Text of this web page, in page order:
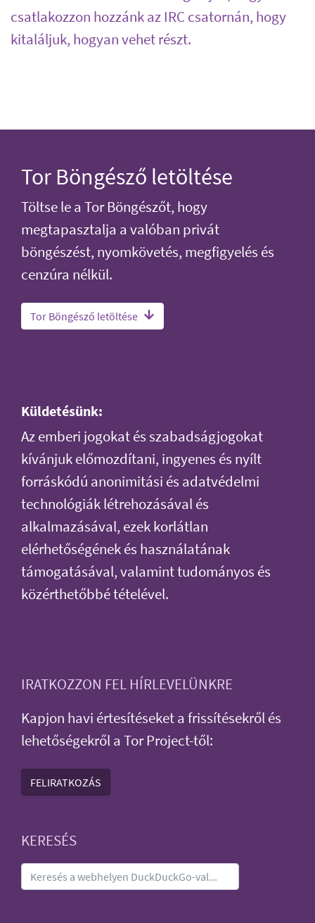
csatlakozzon hozzánk az IRC csatornán, hogy
kitaláljuk, hogyan vehet részt.
Tor Böngésző letöltése
Töltse le a Tor Böngészőt, hogy
megtapasztalja a valóban privát
böngészést, nyomkövetés, megfigyelés és
cenzúra nélkül.
Tor Böngésző letöltése
Küldetésünk:
Az emberi jogokat és szabadságjogokat
kívánjuk előmozdítani, ingyenes és nyílt
forráskódú anonimitási és adatvédelmi
technológiák létrehozásával és
alkalmazásával, ezek korlátlan
elérhetőségének és használatának
támogatásával, valamint tudományos és
közérthetőbbé tételével.
IRATKOZZON FEL HÍRLEVELÜNKRE
Kapjon havi értesítéseket a frissítésekről és
lehetőségekről a Tor Project-től:
FELIRATKOZÁS
KERESÉS